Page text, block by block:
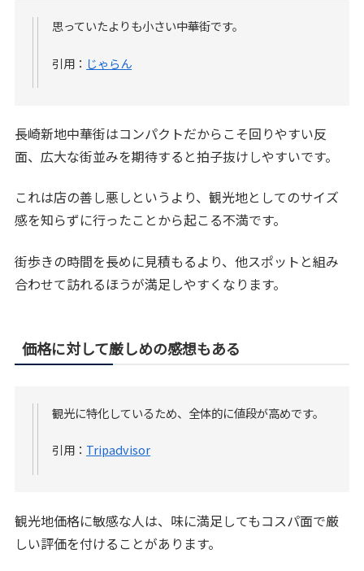
思っていたよりも小さい中華街です。
引用： じゃらん
長崎新地中華街はコンパクトだからこそ回りやすい反
面、広大な街並みを期待すると拍子抜けしやすいです。
これは店の善し悪しというより、観光地としてのサイズ
感を知らずに行ったことから起こる不満です。
街歩きの時間を長めに見積もるより、他スポットと組み
合わせて訪れるほうが満足しやすくなります。
価格に対して厳しめの感想もある
観光に特化しているため、全体的に値段が高めです。
引用： Tripadvisor
観光地価格に敏感な人は、味に満足してもコスパ面で厳
しい評価を付けることがあります。